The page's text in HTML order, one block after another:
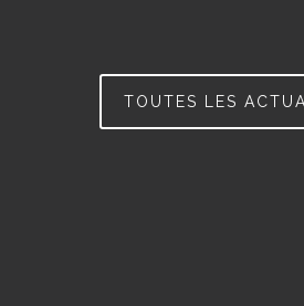
TOUTES LES